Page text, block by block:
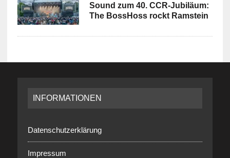
Sound zum 40. CCR-Jubiläum:
The BossHoss rockt Ramstein
INFORMATIONEN
Datenschutzerklärung
Impressum